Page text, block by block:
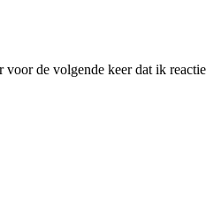
de volgende keer dat ik